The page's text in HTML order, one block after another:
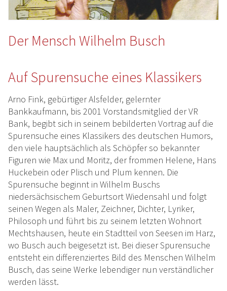
Der Mensch Wilhelm Busch
Auf Spurensuche eines Klassikers
Arno Fink, gebürtiger Alsfelder, gelernter
Bankkaufmann, bis 2001 Vorstandsmitglied der VR
Bank, begibt sich in seinem bebilderten Vortrag auf die
Spurensuche eines Klassikers des deutschen Humors,
den viele hauptsächlich als Schöpfer so bekannter
Figuren wie Max und Moritz, der frommen Helene, Hans
Huckebein oder Plisch und Plum kennen. Die
Spurensuche beginnt in Wilhelm Buschs
niedersächsischem Geburtsort Wiedensahl und folgt
seinen Wegen als Maler, Zeichner, Dichter, Lyriker,
Philosoph und führt bis zu seinem letzten Wohnort
Mechtshausen, heute ein Stadtteil von Seesen im Harz,
wo Busch auch beigesetzt ist. Bei dieser Spurensuche
entsteht ein differenziertes Bild des Menschen Wilhelm
Busch, das seine Werke lebendiger nun verständlicher
werden lässt.